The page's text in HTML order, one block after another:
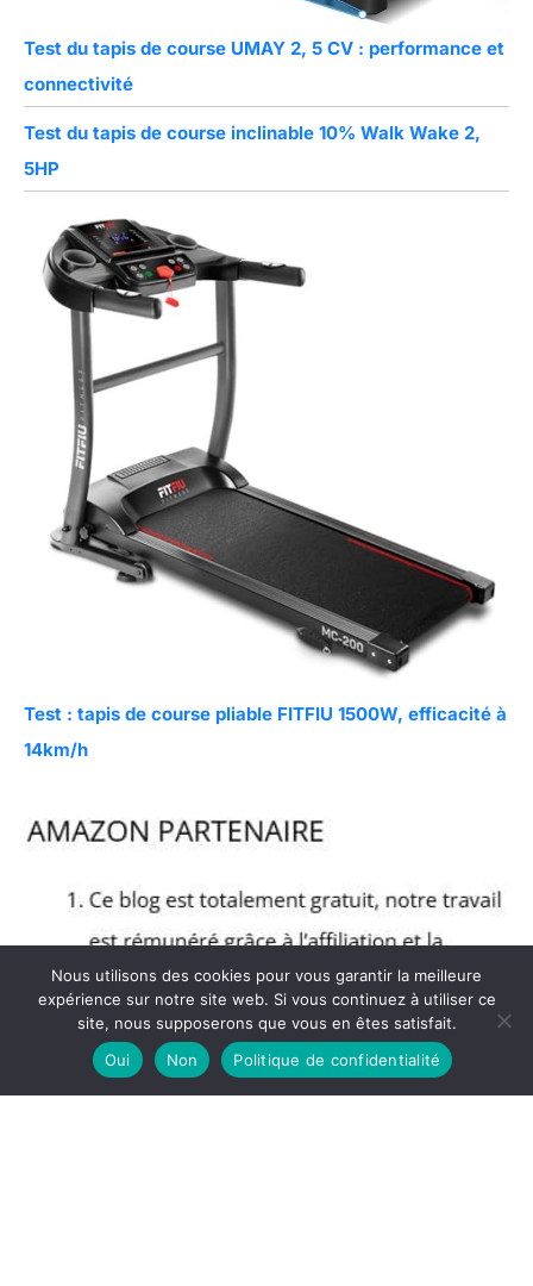
Test du tapis de course UMAY 2, 5 CV : performance et
connectivité
Test du tapis de course inclinable 10% Walk Wake 2,
5HP
Test : tapis de course pliable FITFIU 1500W, efficacité à
14km/h
Nous utilisons des cookies pour vous garantir la meilleure
expérience sur notre site web. Si vous continuez à utiliser ce
site, nous supposerons que vous en êtes satisfait.
Oui
Non Politique de confidentialité